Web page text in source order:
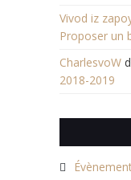
Vivod iz
Proposer un
CharlesvoW
2018-2019